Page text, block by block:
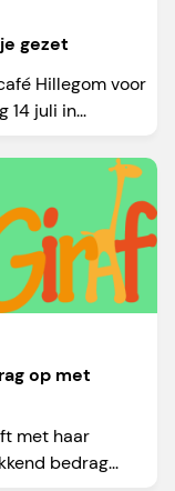
gezet
Hillegom voor
14 juli in...
op met
met haar
bedrag...